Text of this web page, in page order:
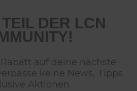
DER LCN
Rabatt auf deine nächste
keine News, Tipps
Aktionen.